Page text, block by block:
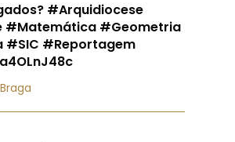
#Arquidiocese
#Matemática #Geometria
#Reportagem